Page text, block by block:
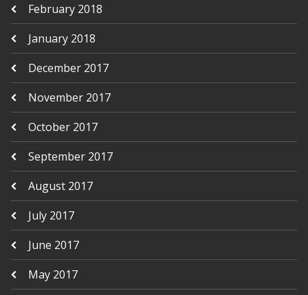
February 2018
January 2018
December 2017
November 2017
October 2017
September 2017
August 2017
July 2017
June 2017
May 2017